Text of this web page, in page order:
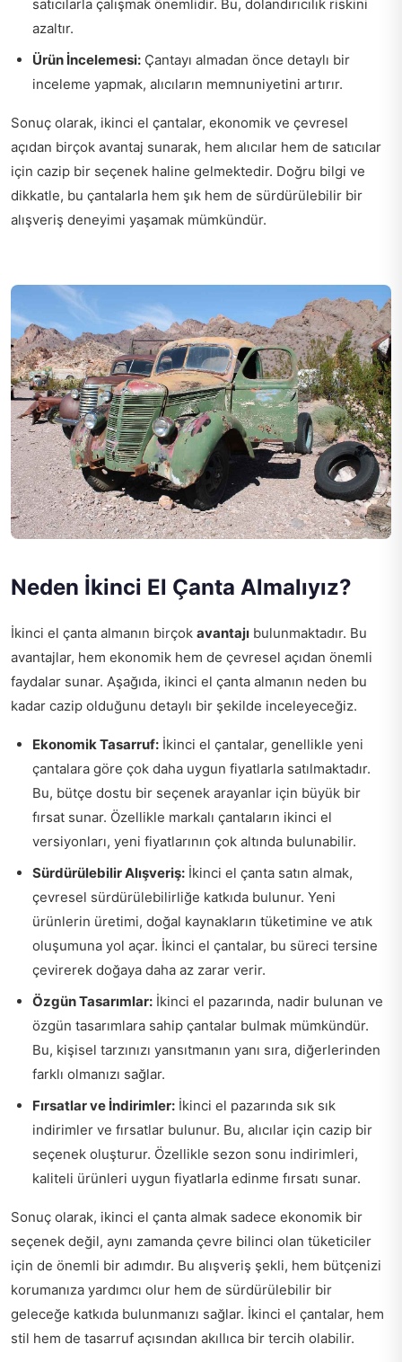
satıcılarla çalışmak önemlidir. Bu, dolandırıcılık riskini
azaltır.
Ürün İncelemesi: Çantayı almadan önce detaylı bir
inceleme yapmak, alıcıların memnuniyetini artırır.
Sonuç olarak, ikinci el çantalar, ekonomik ve çevresel
açıdan birçok avantaj sunarak, hem alıcılar hem de satıcılar
için cazip bir seçenek haline gelmektedir. Doğru bilgi ve
dikkatle, bu çantalarla hem şık hem de sürdürülebilir bir
alışveriş deneyimi yaşamak mümkündür.
Neden İkinci El Çanta Almalıyız?
İkinci el çanta almanın birçok avantajı bulunmaktadır. Bu
avantajlar, hem ekonomik hem de çevresel açıdan önemli
faydalar sunar. Aşağıda, ikinci el çanta almanın neden bu
kadar cazip olduğunu detaylı bir şekilde inceleyeceğiz.
Ekonomik Tasarruf: İkinci el çantalar, genellikle yeni
çantalara göre çok daha uygun fiyatlarla satılmaktadır.
Bu, bütçe dostu bir seçenek arayanlar için büyük bir
fırsat sunar. Özellikle markalı çantaların ikinci el
versiyonları, yeni fiyatlarının çok altında bulunabilir.
Sürdürülebilir Alışveriş: İkinci el çanta satın almak,
çevresel sürdürülebilirliğe katkıda bulunur. Yeni
ürünlerin üretimi, doğal kaynakların tüketimine ve atık
oluşumuna yol açar. İkinci el çantalar, bu süreci tersine
çevirerek doğaya daha az zarar verir.
Özgün Tasarımlar: İkinci el pazarında, nadir bulunan ve
özgün tasarımlara sahip çantalar bulmak mümkündür.
Bu, kişisel tarzınızı yansıtmanın yanı sıra, diğerlerinden
farklı olmanızı sağlar.
Fırsatlar ve İndirimler: İkinci el pazarında sık sık
indirimler ve fırsatlar bulunur. Bu, alıcılar için cazip bir
seçenek oluşturur. Özellikle sezon sonu indirimleri,
kaliteli ürünleri uygun fiyatlarla edinme fırsatı sunar.
Sonuç olarak, ikinci el çanta almak sadece ekonomik bir
seçenek değil, aynı zamanda çevre bilinci olan tüketiciler
için de önemli bir adımdır. Bu alışveriş şekli, hem bütçenizi
korumanıza yardımcı olur hem de sürdürülebilir bir
geleceğe katkıda bulunmanızı sağlar. İkinci el çantalar, hem
stil hem de tasarruf açısından akıllıca bir tercih olabilir.